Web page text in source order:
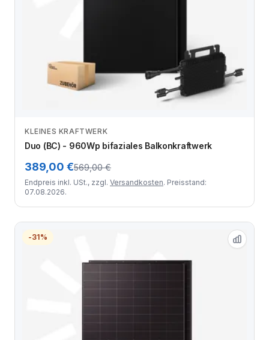
Zum Angebot
KLEINES KRAFTWERK
Duo (BC) - 960Wp bifaziales Balkonkraftwerk
389,00 €569,00 €
Endpreis inkl. USt., zzgl. Versandkosten. Preisstand:
07.08.2026.
-31%